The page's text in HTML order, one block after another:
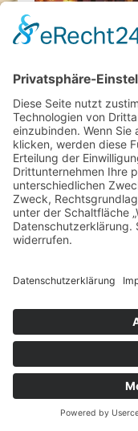
Cookie-
© Augustiner Erfurt ≡